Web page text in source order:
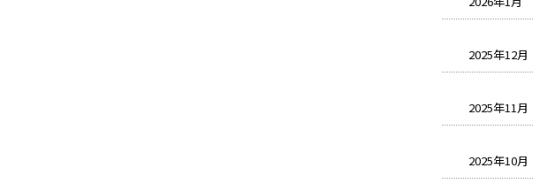
2025年12月
2025年11月
2025年10月